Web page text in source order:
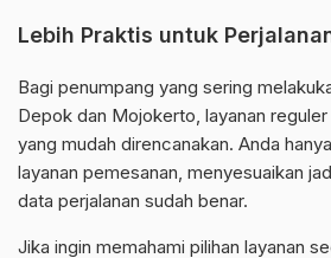
Lebih Praktis untuk
Bagi penumpang yang sering
Depok dan Mojokerto, layanan
yang mudah direncanakan. Anda
layanan pemesanan, menyesuaikan
data perjalanan sudah benar.
Jika ingin memahami pilihan layanan